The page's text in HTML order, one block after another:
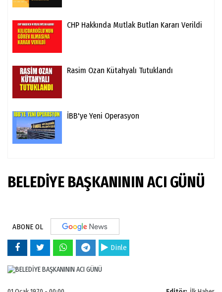
CHP Hakkında Mutlak Butlan Kararı Verildi
Rasim Ozan Kütahyalı Tutuklandı
İBB'ye Yeni Operasyon
BELEDİYE BAŞKANININ ACI GÜNÜ
ABONE OL
Dinle